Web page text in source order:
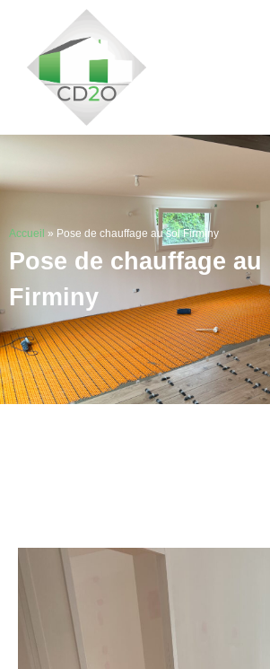
Accueil » Pose de chauffage au sol Firminy
Pose de chauffage au
Firminy